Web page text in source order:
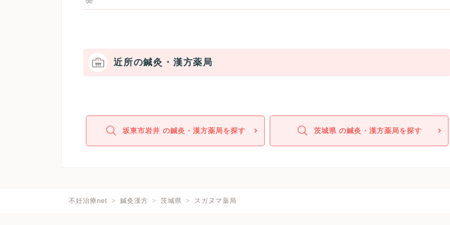
近所の鍼灸・漢方薬局
坂東市岩井 の鍼灸・漢方薬局を探す 茨城県 の鍼灸・漢方薬局を探す
不妊治療net 鍼灸漢方 茨城県 スガヌマ薬局